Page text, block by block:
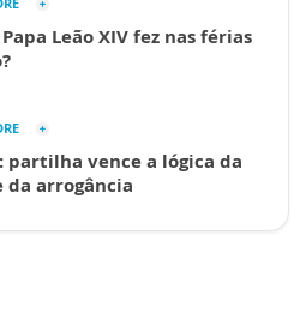
Leão XIV fez nas férias
partilha vence a lógica da
da arrogância